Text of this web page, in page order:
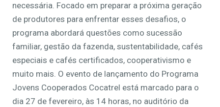
necessária. Focado em preparar a próxima geração
de produtores para enfrentar esses desafios, o
programa abordará questões como sucessão
familiar, gestão da fazenda, sustentabilidade, cafés
especiais e cafés certificados, cooperativismo e
muito mais. O evento de lançamento do Programa
Jovens Cooperados Cocatrel está marcado para o
dia 27 de fevereiro, às 14 horas, no auditório da